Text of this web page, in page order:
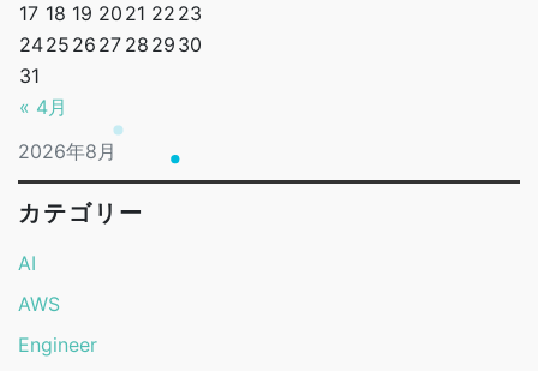
2026年8月
« 4月
17 18 19 20 21 22 23
2425 26 27 28 29 30
31
カテゴリー
AI
AWS
Engineer